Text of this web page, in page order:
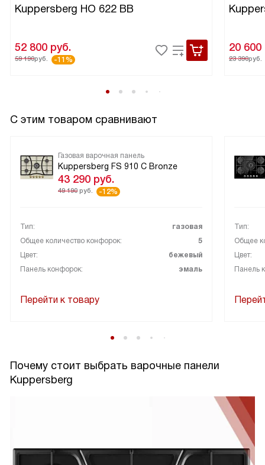
Kuppersberg HO 622 BB
52 800 руб.
59 190руб. -11%
20 600
23 390руб.
С этим товаром сравнивают
Газовая варочная панель
Kuppersberg FS 910 C Bronze
43 290 руб.
49 190 руб. -12%
Тип:
газовая
Общее количество конфорок:
5
Цвет:
бежевый
Панель конфорок:
эмаль
Перейти к товару
Тип:
Общее
Цвет:
Панель
Почему стоит выбрать варочные панели
Kuppersberg